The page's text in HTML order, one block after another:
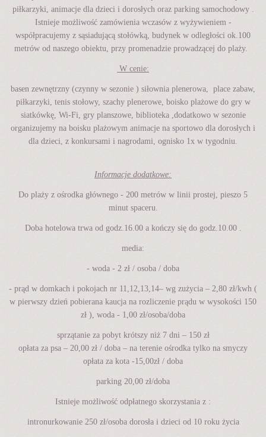
piłkarzyki, animacje dla dzieci i dorosłych oraz parking samochodowy .
Istnieje możliwość zamówienia wczasów z wyżywieniem -
współpracujemy z sąsiadującą stołówką, budynek w odległości ok.100
metrów od naszego obiektu, przy promenadzie prowadzącej do plaży.
W cenie:
basen zewnętrzny (czynny w sezonie ) siłownia plenerowa, place zabaw,
piłkarzyki, tenis stołowy, szachy plenerowe, boisko plażowe do gry w
siatkówkę, Wi-Fi, gry planszowe, biblioteka ,dodatkowo w sezonie
organizujemy na boisku plażowym animacje na sportowo dla dorosłych i
dla dzieci, z konkursami i nagrodami, ognisko 1x w tygodniu.
Informacje dodatkowe:
Do plaży z ośrodka głównego - 200 metrów w linii prostej, pieszo 5
minut spaceru.
Doba hotelowa trwa od godz.16.00 a kończy się do godz.10.00 .
media:
- woda - 2 zł / osoba / doba
- prąd w domkach i pokojach nr 11,12,13,14– wg zużycia – 2,80 zł/kwh (
w pierwszy dzień pobierana kaucja na rozliczenie prądu w wysokości 150
zł ), woda - 1,00 zł/osoba/doba
sprzątanie za pobyt krótszy niż 7 dni – 150 zł
opłata za psa – 20,00 zł / doba – na terenie ośrodka tylko na smyczy
opłata za kota -15,00zł / doba
parking 20,00 zł/doba
Istnieje możliwość odpłatnego skorzystania z :
intronurkowanie 250 zł/osoba dorosła i dzieci od 10 roku życia